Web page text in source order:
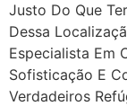
Justo Do Que
Dessa
Especialista Em
Sofisticação E
Verdadeiros